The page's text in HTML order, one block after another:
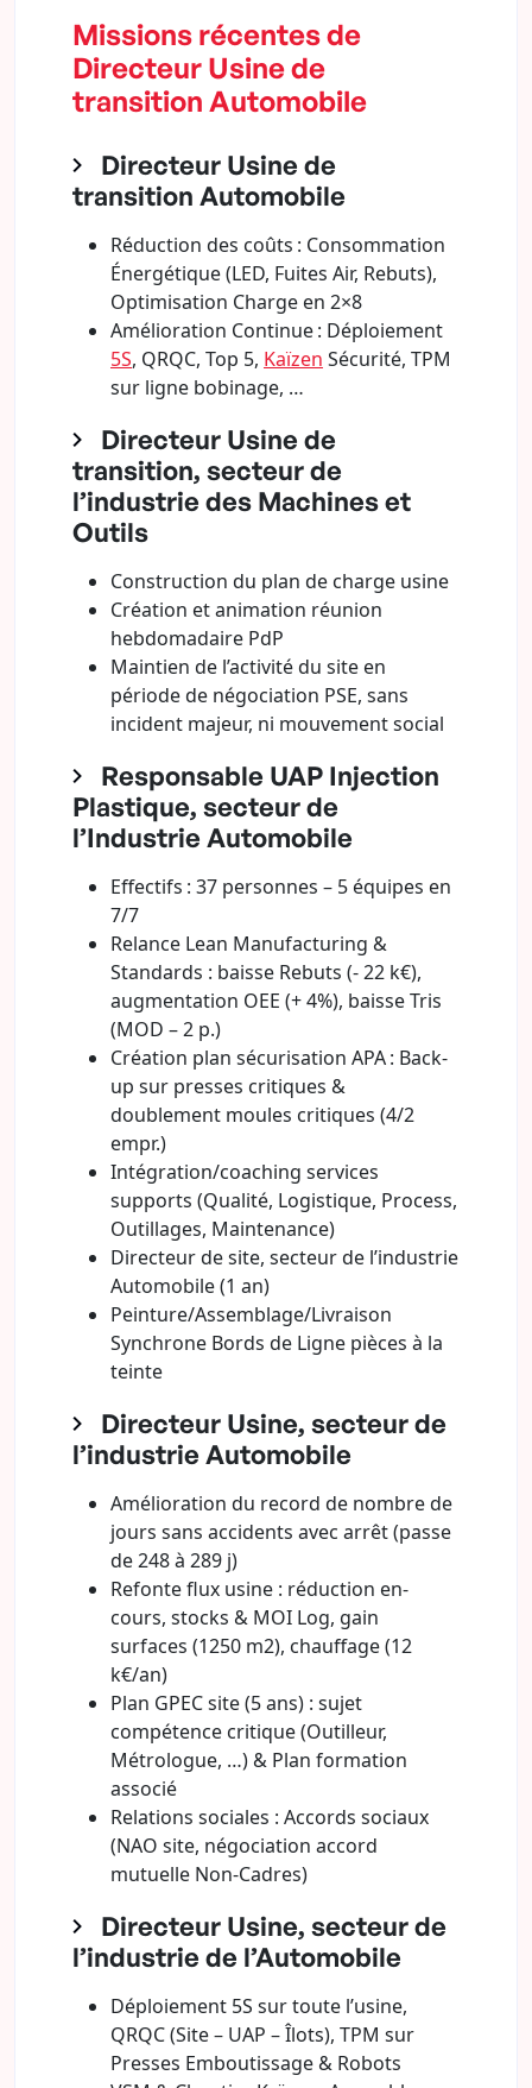
Missions récentes de
Directeur Usine de
transition Automobile
Directeur Usine de
transition Automobile
Réduction des coûts : Consommation
Énergétique (LED, Fuites Air, Rebuts),
Optimisation Charge en 2×8
Amélioration Continue : Déploiement
5S, QRQC, Top 5, Kaïzen Sécurité, TPM
sur ligne bobinage, …
Directeur Usine de
transition, secteur de
l’industrie des Machines et
Outils
Construction du plan de charge usine
Création et animation réunion
hebdomadaire PdP
Maintien de l’activité du site en
période de négociation PSE, sans
incident majeur, ni mouvement social
Responsable UAP Injection
Plastique, secteur de
l’Industrie Automobile
Effectifs : 37 personnes – 5 équipes en
7/7
Relance Lean Manufacturing &
Standards : baisse Rebuts (- 22 k€),
augmentation OEE (+ 4%), baisse Tris
(MOD – 2 p.)
Création plan sécurisation APA : Back-
up sur presses critiques &
doublement moules critiques (4/2
empr.)
Intégration/coaching services
supports (Qualité, Logistique, Process,
Outillages, Maintenance)
Directeur de site, secteur de l’industrie
Automobile (1 an)
Peinture/Assemblage/Livraison
Synchrone Bords de Ligne pièces à la
teinte
Directeur Usine, secteur de
l’industrie Automobile
Amélioration du record de nombre de
jours sans accidents avec arrêt (passe
de 248 à 289 j)
Refonte flux usine : réduction en-
cours, stocks & MOI Log, gain
surfaces (1250 m2), chauffage (12
k€/an)
Plan GPEC site (5 ans) : sujet
compétence critique (Outilleur,
Métrologue, …) & Plan formation
associé
Relations sociales : Accords sociaux
(NAO site, négociation accord
mutuelle Non-Cadres)
Directeur Usine, secteur de
l’industrie de l’Automobile
Déploiement 5S sur toute l’usine,
QRQC (Site – UAP – Îlots), TPM sur
Presses Emboutissage & Robots